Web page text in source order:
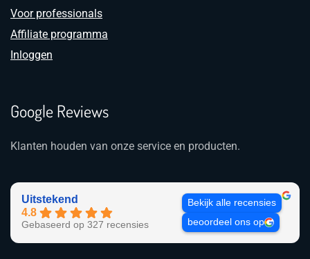
Voor professionals
Affiliate programma
Inloggen
Google Reviews
Klanten houden van onze service en producten.
Uitstekend
4.8
Gebaseerd op 327 recensies
Bekijk alle recensies
beoordeel ons op